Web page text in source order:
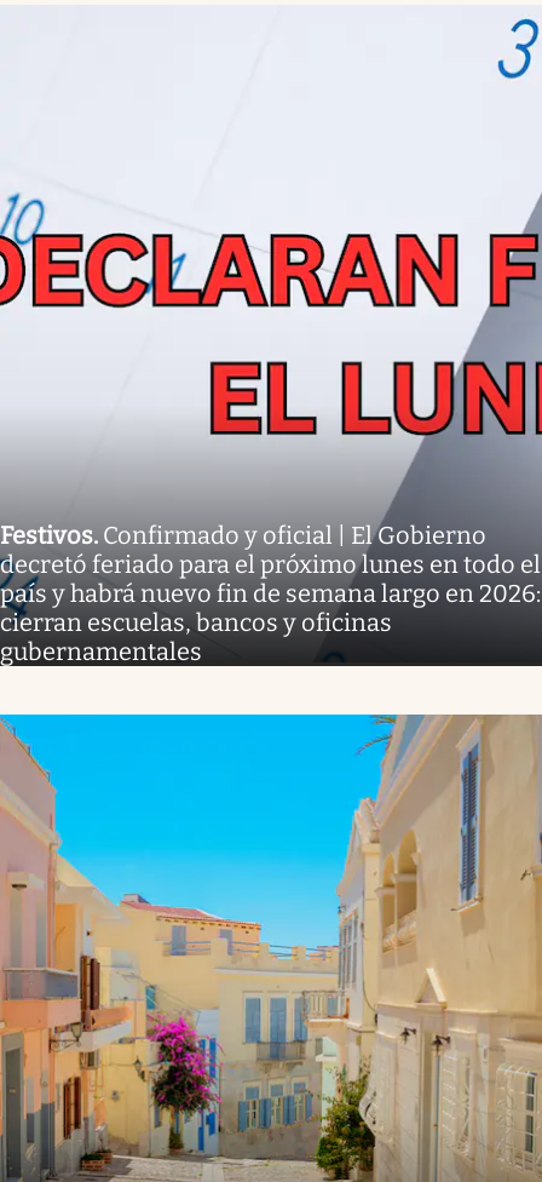
Festivos. Confirmado y oficial | El Gobierno
decretó feriado para el próximo lunes en todo el
país y habrá nuevo fin de semana largo en 2026:
cierran escuelas, bancos y oficinas
gubernamentales